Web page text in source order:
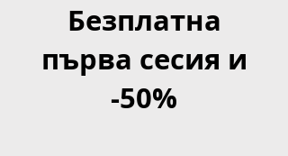
Безплатна
първа сесия и
-50%